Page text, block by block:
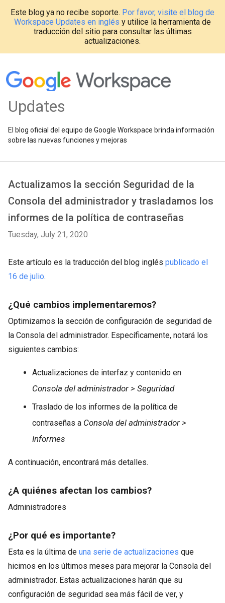
Este blog ya no recibe soporte. Por favor, visite el blog de
Workspace Updates en inglés y utilice la herramienta de
traducción del sitio para consultar las últimas
actualizaciones.
Updates
El blog oficial del equipo de Google Workspace brinda información
sobre las nuevas funciones y mejoras
Actualizamos la sección Seguridad de la
Consola del administrador y trasladamos los
informes de la política de contraseñas
Tuesday, July 21, 2020
Este artículo es la traducción del blog inglés publicado el
16 de julio.
¿Qué cambios implementaremos?
Optimizamos la sección de configuración de seguridad de
la Consola del administrador. Específicamente, notará los
siguientes cambios:
Actualizaciones de interfaz y contenido en
Consola del administrador > Seguridad
Traslado de los informes de la política de
contraseñas a Consola del administrador >
Informes
A continuación, encontrará más detalles.
¿A quiénes afectan los cambios?
Administradores
¿Por qué es importante?
Esta es la última de una serie de actualizaciones que
hicimos en los últimos meses para mejorar la Consola del
administrador. Estas actualizaciones harán que su
configuración de seguridad sea más fácil de ver, y